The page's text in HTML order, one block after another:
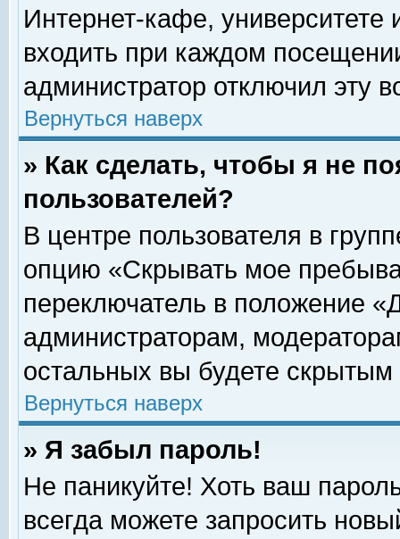
Интернет-кафе, университете
входить при каждом
администратор отключил эту
Вернуться наверх
» Как сделать, чтобы я не
пользователей?
В центре пользователя в
опцию «Скрывать мое
переключатель в положение
администраторам,
остальных вы будете скрытым
Вернуться наверх
» Я забыл пароль!
Не паникуйте! Хоть ваш
всегда можете запросить